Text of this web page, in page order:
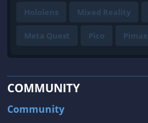
Hololens Mixed Reality
Meta Quest Pico Pimax
COMMUNITY
Community